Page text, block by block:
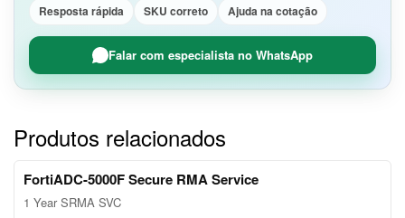
Resposta rápida SKU correto Ajuda na cotação
Falar com especialista no WhatsApp
Produtos relacionados
FortiADC-5000F Secure RMA Service
1 Year SRMA SVC